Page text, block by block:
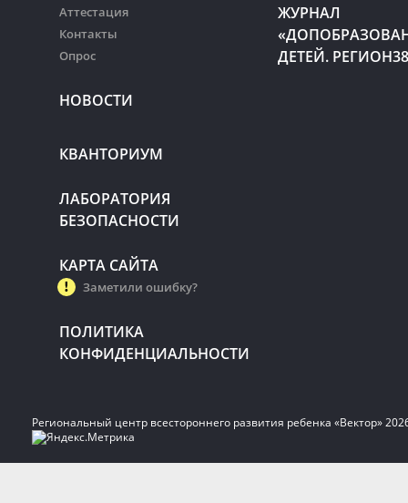
Аттестация
Контакты
Опрос
НОВОСТИ
ЖУРНАЛ
ДЕТЕЙ.
КВАНТОРИУМ
ЛАБОРАТОРИЯ
БЕЗОПАСНОСТИ
КАРТА САЙТА
Заметили ошибку?
ПОЛИТИКА
КОНФИДЕНЦИАЛЬНОСТИ
Региональный центр всестороннего развития ребенка «Вектор»